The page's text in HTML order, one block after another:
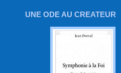
UNE ODE AU CREATEUR